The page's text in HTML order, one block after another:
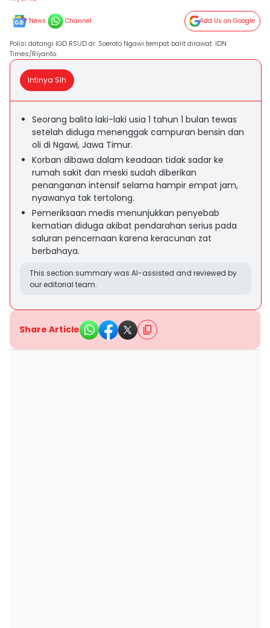
News Channel Add Us on Google
Polisi datangi IGD RSUD dr. Soeroto Ngawi tempat balit dirawat. IDN
Times/Riyanto.
Intinya Sih
Seorang balita laki-laki usia 1 tahun 1 bulan tewas
setelah diduga menenggak campuran bensin dan
oli di Ngawi, Jawa Timur.
Korban dibawa dalam keadaan tidak sadar ke
rumah sakit dan meski sudah diberikan
penanganan intensif selama hampir empat jam,
nyawanya tak tertolong.
Pemeriksaan medis menunjukkan penyebab
kematian diduga akibat pendarahan serius pada
saluran pencernaan karena keracunan zat
berbahaya.
This section summary was AI-assisted and reviewed by
our editorial team.
Share Article